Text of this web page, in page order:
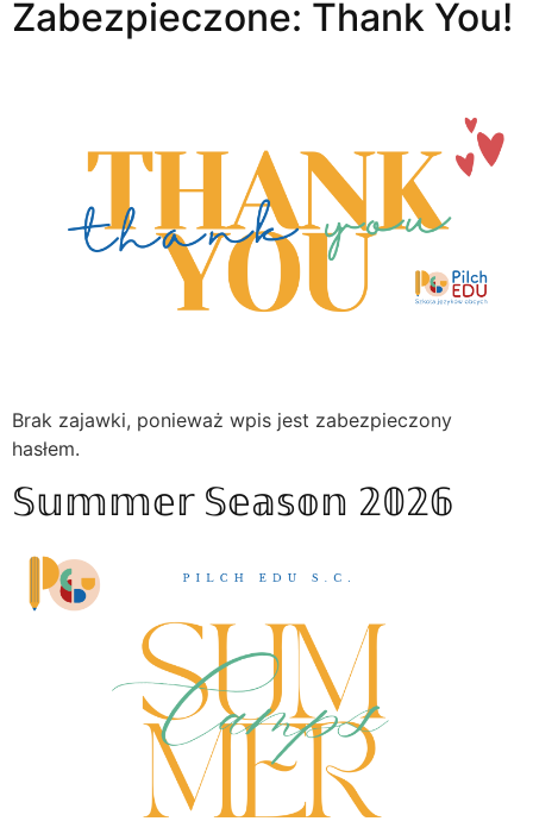
Zabezpieczone: Thank You!
Brak zajawki, ponieważ wpis jest zabezpieczony
hasłem.
𝕊𝕦𝕞𝕞𝕖𝕣 𝕊𝕖𝕒𝕤𝕠𝕟 𝟚𝟘𝟚𝟞